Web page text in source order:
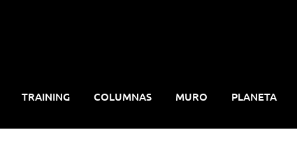
TRAINING COLUMNAS MURO PLANETA